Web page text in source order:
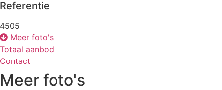
Referentie
4505
Meer foto's
Totaal aanbod
Contact
Meer foto's